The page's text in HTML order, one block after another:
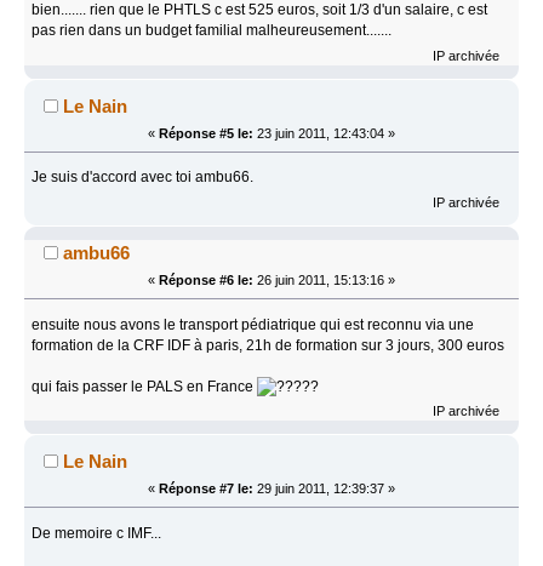
bien....... rien que le PHTLS c est 525 euros, soit 1/3 d'un salaire, c est
pas rien dans un budget familial malheureusement.......
IP archivée
Le Nain
« Réponse #5 le: 23 juin 2011, 12:43:04 »
Je suis d'accord avec toi ambu66.
IP archivée
ambu66
« Réponse #6 le: 26 juin 2011, 15:13:16 »
ensuite nous avons le transport pédiatrique qui est reconnu via une
formation de la CRF IDF à paris, 21h de formation sur 3 jours, 300 euros
qui fais passer le PALS en France ??
IP archivée
Le Nain
« Réponse #7 le: 29 juin 2011, 12:39:37 »
De memoire c IMF...